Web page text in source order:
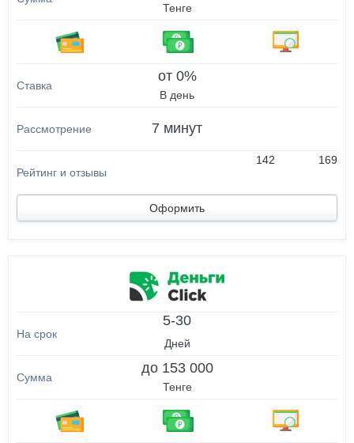
Тенге
от 0%
В день
7 минут
142 169
Оформить
5-30
Дней
до 153 000
Тенге